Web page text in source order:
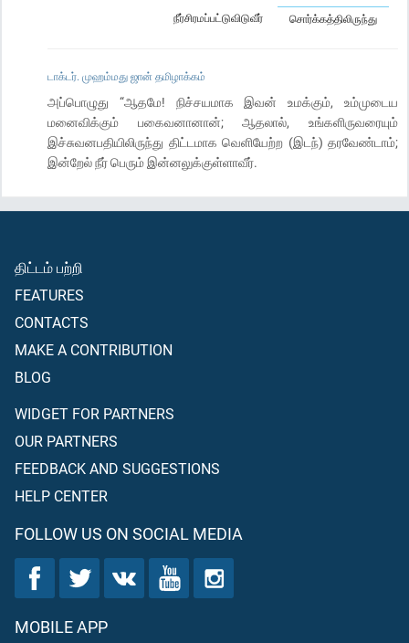
சொர்க்கத்திலிருந்து
நீர்சிரமப்பட்டுவிடுவீர்
டாக்டர். முஹம்மது ஜான் தமிழாக்கம்
அப்பொழுது “ஆதமே! நிச்சயமாக இவன் உமக்கும், உம்முடைய
மனைவிக்கும் பகைவனானான்; ஆதலால், உங்களிருவரையும்
இச்சுவனபதியிலிருந்து திட்டமாக வெளியேற்ற (இடந்) தரவேண்டாம்;
இன்றேல் நீர் பெரும் இன்னலுக்குள்ளாவீர்.
திட்டம் பற்றி
FEATURES
CONTACTS
MAKE A CONTRIBUTION
BLOG
WIDGET FOR PARTNERS
OUR PARTNERS
FEEDBACK AND SUGGESTIONS
HELP CENTER
FOLLOW US ON SOCIAL MEDIA
MOBILE APP